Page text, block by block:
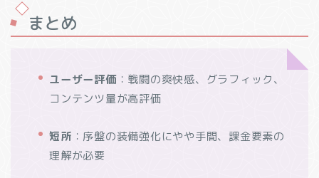
まとめ
ユーザー評価：戦闘の爽快感、グラフィック、
コンテンツ量が高評価
短所 ：序盤の装備強化にやや手間、課金要素の
理解が必要